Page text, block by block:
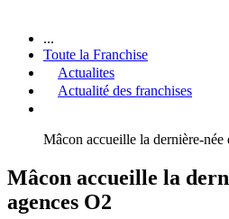
...
Toute la Franchise
Actualites
Actualité des franchises
Mâcon accueille la dernière-née
Mâcon accueille la
agences O2